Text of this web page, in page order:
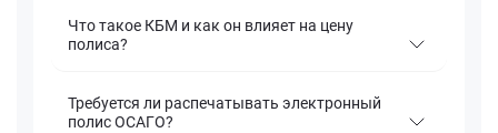
Что такое КБМ и как он влияет на цену
полиса?
Требуется ли распечатывать электронный
полис ОСАГО?